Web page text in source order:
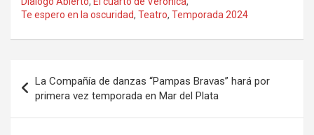
b
o
k
o
d
n
p
ar
Te espero en la oscuridad, Teatro, Temporada 2024
de
entradas
La Compañía de danzas “Pampas Bravas” hará por
primera vez temporada en Mar del Plata